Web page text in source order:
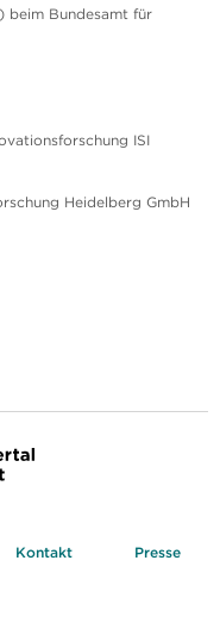
beim Bundesamt für
ISI
Heidelberg GmbH
Kontakt Presse